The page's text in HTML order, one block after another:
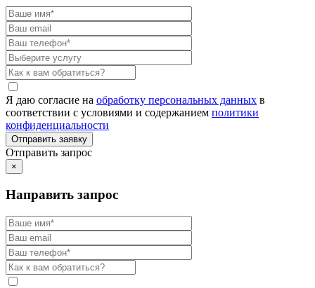
Я даю согласие на обработку персональных данных в
соответствии с условиями и содержанием политики
конфиденциальности
Отправить запрос
×
Направить запрос